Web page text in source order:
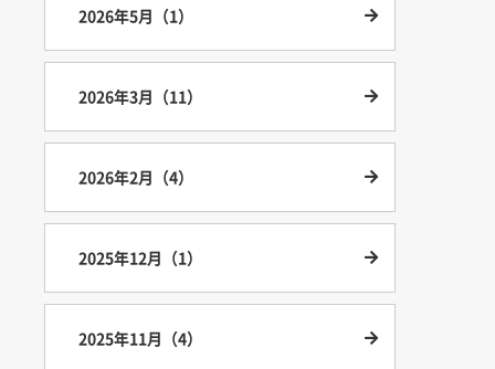
2026年5月（1）
2026年3月（11）
2026年2月（4）
2025年12月（1）
2025年11月（4）